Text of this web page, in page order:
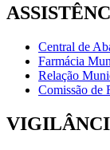
Central de
Farmácia
Relação
Comissão de